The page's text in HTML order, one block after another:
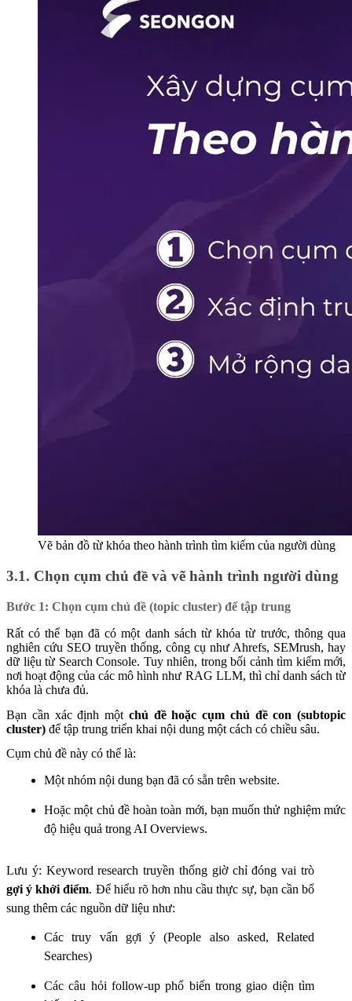
Vẽ bản đồ từ khóa theo hành trình tìm kiếm của người dùng
3.1. Chọn cụm chủ đề và vẽ hành trình người dùng
Bước 1: Chọn cụm chủ đề (topic cluster) để tập trung
Rất có thể bạn đã có một danh sách từ khóa từ trước, thông qua
nghiên cứu SEO truyền thống, công cụ như Ahrefs, SEMrush, hay
dữ liệu từ Search Console. Tuy nhiên, trong bối cảnh tìm kiếm mới,
nơi hoạt động của các mô hình như RAG LLM, thì chỉ danh sách từ
khóa là chưa đủ.
Bạn cần xác định một chủ đề hoặc cụm chủ đề con (subtopic
cluster) để tập trung triển khai nội dung một cách có chiều sâu.
Cụm chủ đề này có thể là:
Một nhóm nội dung bạn đã có sẵn trên website.
Hoặc một chủ đề hoàn toàn mới, bạn muốn thử nghiệm mức
độ hiệu quả trong AI Overviews.
Lưu ý: Keyword research truyền thống giờ chỉ đóng vai trò
gợi ý khởi điểm. Để hiểu rõ hơn nhu cầu thực sự, bạn cần bổ
sung thêm các nguồn dữ liệu như:
Các truy vấn gợi ý (People also asked, Related
Searches)
Các câu hỏi follow-up phổ biến trong giao diện tìm